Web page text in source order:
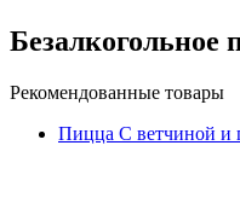
Безалкогольное
Рекомендованные товары
Пицца С ветчиной и